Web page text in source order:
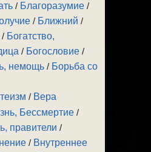
/ Благоразумие /
/ Ближний /
/ Богатство,
/ Богословие /
немощь / Борьба со
/ Вера
Бессмертие /
правители /
/ Внутреннее